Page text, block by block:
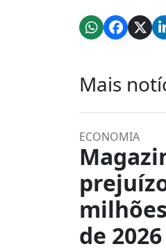
Mais
ECONOMIA
de 2026